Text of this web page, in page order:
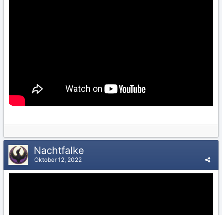
Nachtfalke
Oktober 12, 2022